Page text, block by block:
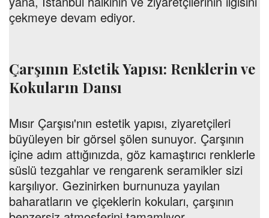
çekmeye devam ediyor.
Çarşının Estetik Yapısı: Renklerin ve
Kokuların Dansı
Mısır Çarşısı'nın estetik yapısı, ziyaretçileri
büyüleyen bir görsel şölen sunuyor. Çarşının
içine adım attığınızda, göz kamaştırıcı renklerle
süslü tezgahlar ve rengarenk seramikler sizi
karşılıyor. Gezinirken burnunuza yayılan
baharatların ve çiçeklerin kokuları, çarşının